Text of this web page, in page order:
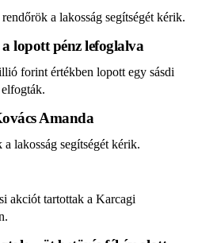
a lakosság segítségét kérik.
lopott pénz lefoglalva
forint értékben lopott egy sásdi
Amanda
lakosság segítségét kérik.
akciót tartottak a Karcagi